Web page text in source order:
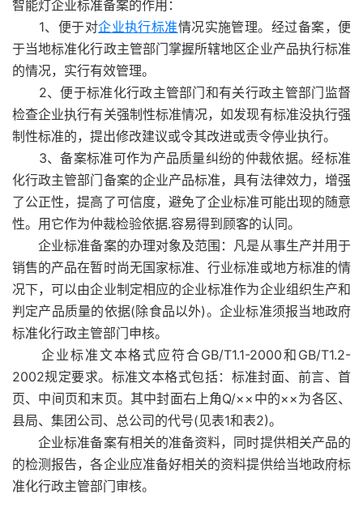
智能灯企业标准备案的作用：
1、便于对企业执行标准情况实施管理。经过备案，便
于当地标准化行政主管部门掌握所辖地区企业产品执行标准
的情况，实行有效管理。
2、便于标准化行政主管部门和有关行政主管部门监督
检查企业执行有关强制性标准情况，如发现有标准没执行强
制性标准的，提出修改建议或令其改进或责令停业执行。
3、备案标准可作为产品质量纠纷的仲裁依据。经标准
化行政主管部门备案的企业产品标准，具有法律效力，增强
了公正性，提高了可信度，避免了企业标准可能出现的随意
性。用它作为仲裁检验依据.容易得到顾客的认同。
企业标准备案的办理对象及范围：凡是从事生产并用于
销售的产品在暂时尚无国家标准、行业标准或地方标准的情
况下，可以由企业制定相应的企业标准作为企业组织生产和
判定产品质量的依据(除食品以外)。企业标准须报当地政府
标准化行政主管部门申核。
企业标准文本格式应符合GB/T1.1-2000和GB/T1.2-
2002规定要求。标准文本格式包括：标准封面、前言、首
页、中间页和末页。其中封面右上角Q/××中的××为各区、
县局、集团公司、总公司的代号(见表1和表2)。
企业标准备案有相关的准备资料，同时提供相关产品的
的检测报告，各企业应准备好相关的资料提供给当地政府标
准化行政主管部门审核。